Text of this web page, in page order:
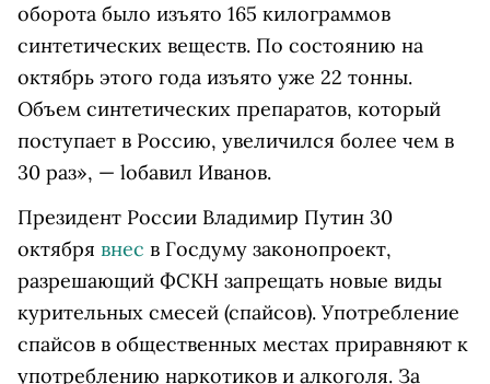
оборота было изъято 165 килограммов
синтетических веществ. По состоянию на
октябрь этого года изъято уже 22 тонны.
Объем синтетических препаратов, который
поступает в Россию, увеличился более чем в
30 раз», — lобавил Иванов.
Президент России Владимир Путин 30
октября внес в Госдуму законопроект,
разрешающий ФСКН запрещать новые виды
курительных смесей (спайсов). Употребление
спайсов в общественных местах приравняют к
употреблению наркотиков и алкоголя. За